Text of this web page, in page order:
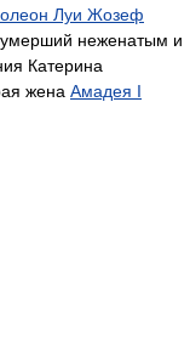
Луи Жозеф
умерший неженатым и
Катерина
жена Амадея I